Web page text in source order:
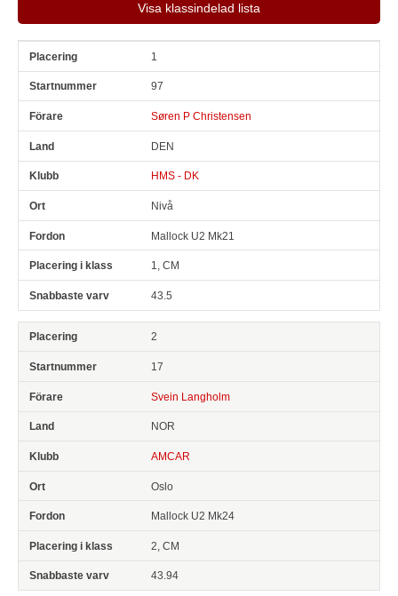
Visa klassindelad lista
Pl Snr 1
97
Søren P Christensen
DEN
HMS - DK
Nivå
Mallock U2 Mk21
1, CM
43.5
2
17
Svein Langholm
NOR
AMCAR
Oslo
Mallock U2 Mk24
2, CM
43.94